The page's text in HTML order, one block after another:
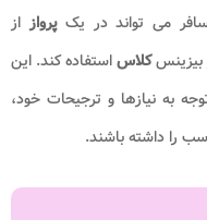
می تواند در یکپروازاز
بیزینسکلاساستفاده کند. این
به نیازها و ترجیحات خود،
را داشته باشند.